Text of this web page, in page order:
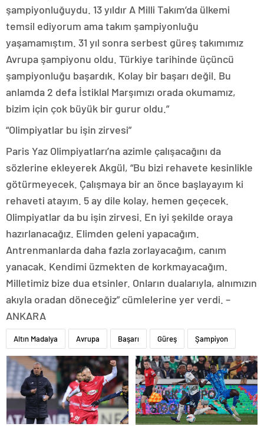
şampiyonluğuydu. 13 yıldır A Milli Takım’da ülkemi
temsil ediyorum ama takım şampiyonluğu
yaşamamıştım. 31 yıl sonra serbest güreş takımımız
Avrupa şampiyonu oldu. Türkiye tarihinde üçüncü
şampiyonluğu başardık. Kolay bir başarı değil. Bu
anlamda 2 defa İstiklal Marşımızı orada okumamız,
bizim için çok büyük bir gurur oldu.”
“Olimpiyatlar bu işin zirvesi”
Paris Yaz Olimpiyatları’na azimle çalışacağını da
sözlerine ekleyerek Akgül, “Bu bizi rehavete kesinlikle
götürmeyecek. Çalışmaya bir an önce başlayayım ki
rehaveti atayım. 5 ay dile kolay, hemen geçecek.
Olimpiyatlar da bu işin zirvesi. En iyi şekilde oraya
hazırlanacağız. Elimden geleni yapacağım.
Antrenmanlarda daha fazla zorlayacağım, canım
yanacak. Kendimi üzmekten de korkmayacağım.
Milletimiz bize dua etsinler. Onların dualarıyla, alnımızın
akıyla oradan döneceğiz” cümlelerine yer verdi. –
ANKARA
Altın Madalya Avrupa Başarı Güreş Şampiyon